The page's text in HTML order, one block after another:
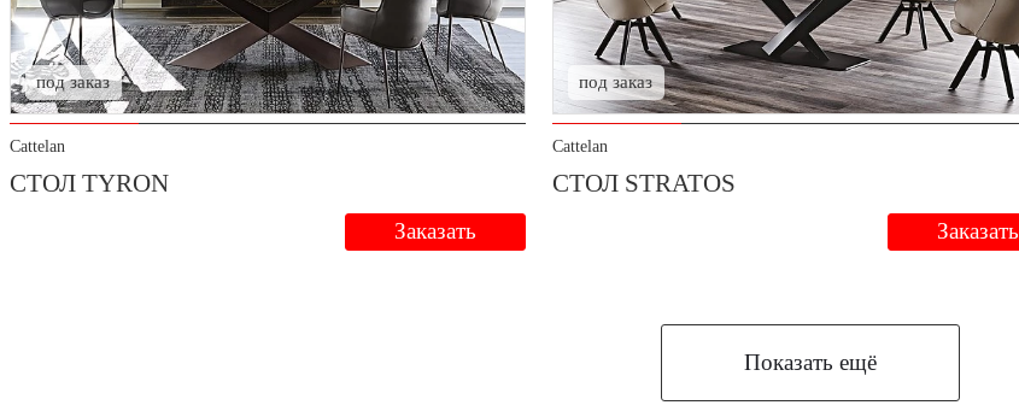
под заказ
Cattelan
СТОЛ TYRON
Заказать
под заказ
Cattelan
СТОЛ STRATOS
Заказать
Показать ещё